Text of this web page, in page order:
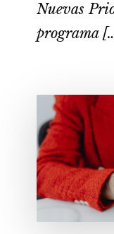
Nuevas
programa